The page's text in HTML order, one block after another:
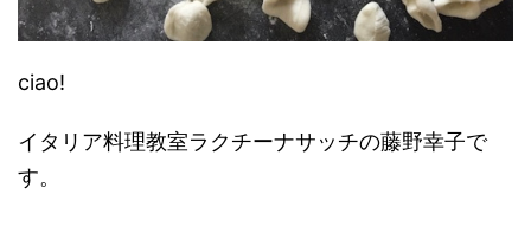
ciao!
イタリア料理教室ラクチーナサッチの藤野幸子で
す。